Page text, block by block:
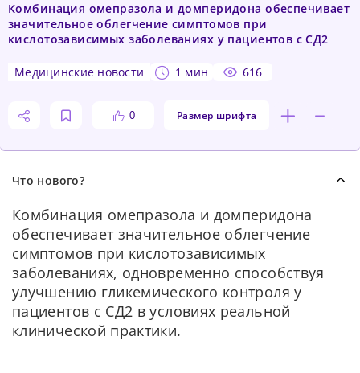
Комбинация омепразола и домперидона обеспечивает
значительное облегчение симптомов при
кислотозависимых заболеваниях у пациентов с СД2
медицинские новости 1 мин 616
0 Размер шрифта
Что нового?
Комбинация омепразола и домперидона
обеспечивает значительное облегчение
симптомов при кислотозависимых
заболеваниях, одновременно способствуя
улучшению гликемического контроля у
пациентов с СД2 в условиях реальной
клинической практики.